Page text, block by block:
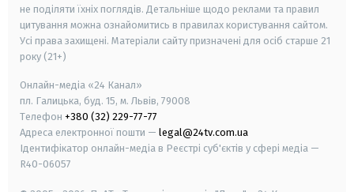
не поділяти їхніх поглядів. Детальніше щодо реклами та правил
цитування можна ознайомитись в правилах користування сайтом.
Усі права захищені. Матеріали сайту призначені для осіб старше 21
року (21+)
Онлайн-медіа «24 Канал»
пл. Галицька, буд. 15, м. Львів, 79008
Телефон +380 (32) 229-77-77
Адреса електронної пошти — legal@24tv.com.ua
Ідентифікатор онлайн-медіа в Реєстрі суб'єктів у сфері медіа —
R40-06057